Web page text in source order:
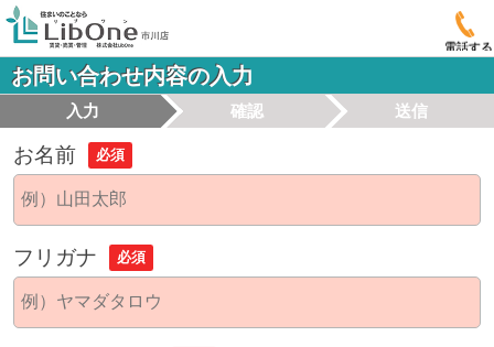
電話する
お問い合わせ内容の入力
入力 確認 送信
お名前 必須
フリガナ 必須